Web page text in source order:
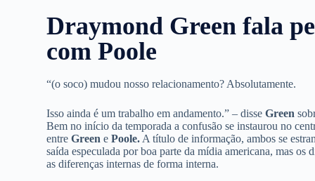
Draymond Green fala
com Poole
“(o soco) mudou nosso relacionamento? Absolutamente.
Isso ainda é um trabalho em andamento.” – disseGreen
Bem no início da temporada a confusão se instaurou no
entreGreen ePoole.A título de informação, ambos se
saída especulada por boa parte da mídia americana, mas
as diferenças internas de forma interna.